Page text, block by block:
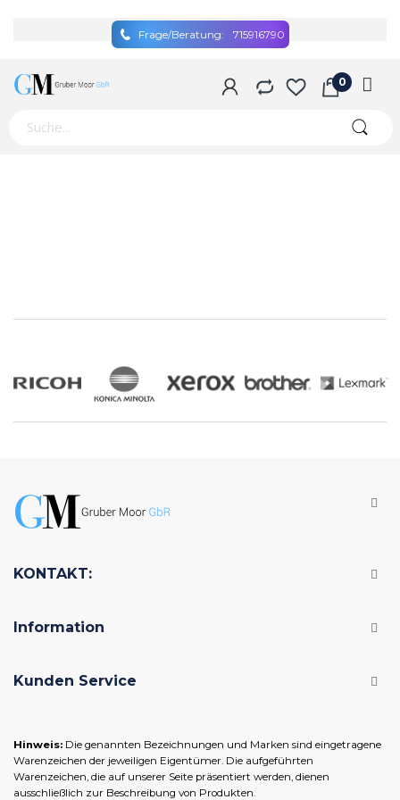
Frage/Beratung: 715916790
KONTAKT:
Information
Kunden Service
Hinweis: Die genannten Bezeichnungen und Marken sind eingetragene
Warenzeichen der jeweiligen Eigentümer. Die aufgeführten
Warenzeichen, die auf unserer Seite präsentiert werden, dienen
ausschließlich zur Beschreibung von Produkten.